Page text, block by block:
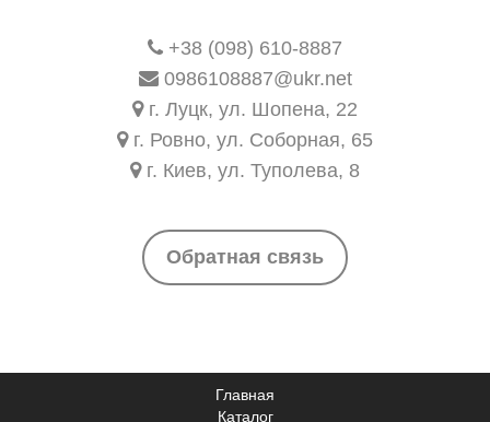
+38 (098) 610-8887
0986108887@ukr.net
г. Луцк, ул. Шопена, 22
г. Ровно, ул. Соборная, 65
г. Киев, ул. Туполева, 8
Обратная связь
Главная
Каталог